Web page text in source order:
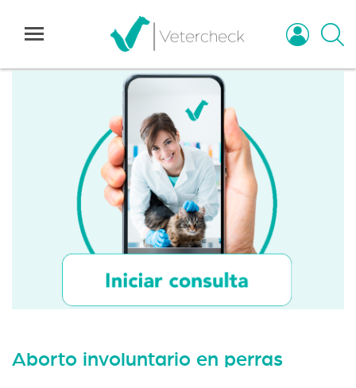
Aborto involuntario en perras